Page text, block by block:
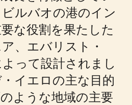
ルバオの港のイン
な役割を果たした
、エバリスト・
って設計されまし
イエロの主な目的
ような地域の主要